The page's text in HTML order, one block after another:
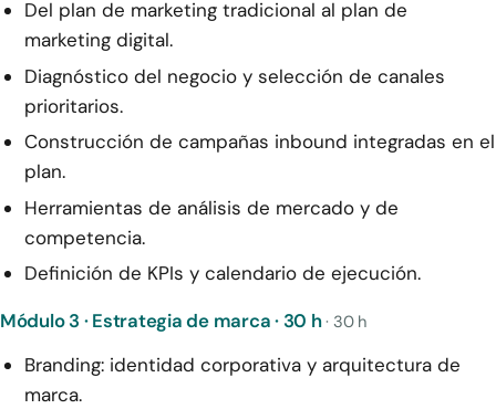
Del plan de marketing tradicional al plan de
marketing digital.
Diagnóstico del negocio y selección de canales
prioritarios.
Construcción de campañas inbound integradas en el
plan.
Herramientas de análisis de mercado y de
competencia.
Definición de KPIs y calendario de ejecución.
Módulo 3 · Estrategia de marca · 30 h· 30 h
Branding: identidad corporativa y arquitectura de
marca.